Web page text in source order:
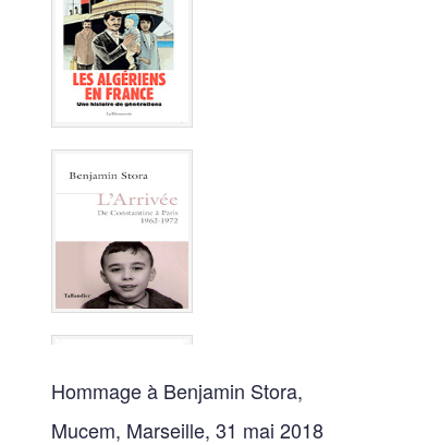
Hommage à Benjamin Stora,
Mucem, Marseille, 31 mai 2018